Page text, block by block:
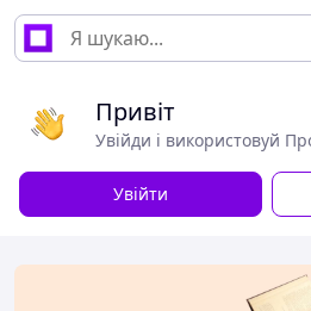
Привіт
Увійди і використовуй
Увійти